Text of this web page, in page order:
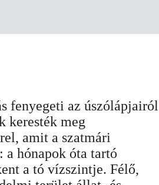
fenyegeti az úszólápjairól
keresték meg
amit a szatmári
a hónapok óta tartó
a tó vízszintje. Félő,